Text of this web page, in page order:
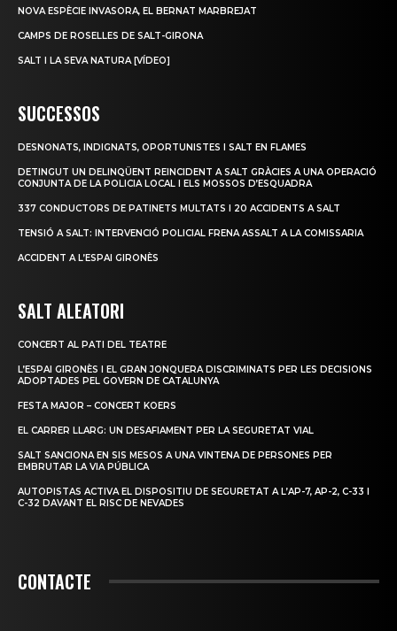
NOVA ESPÈCIE INVASORA, EL BERNAT MARBREJAT
CAMPS DE ROSELLES DE SALT-GIRONA
SALT I LA SEVA NATURA [VÍDEO]
SUCCESSOS
DESNONATS, INDIGNATS, OPORTUNISTES I SALT EN FLAMES
DETINGUT UN DELINQÜENT REINCIDENT A SALT GRÀCIES A UNA OPERACIÓ
CONJUNTA DE LA POLICIA LOCAL I ELS MOSSOS D’ESQUADRA
337 CONDUCTORS DE PATINETS MULTATS I 20 ACCIDENTS A SALT
TENSIÓ A SALT: INTERVENCIÓ POLICIAL FRENA ASSALT A LA COMISSARIA
ACCIDENT A L’ESPAI GIRONÈS
SALT ALEATORI
CONCERT AL PATI DEL TEATRE
L’ESPAI GIRONÈS I EL GRAN JONQUERA DISCRIMINATS PER LES DECISIONS
ADOPTADES PEL GOVERN DE CATALUNYA
FESTA MAJOR – CONCERT KOERS
EL CARRER LLARG: UN DESAFIAMENT PER LA SEGURETAT VIAL
SALT SANCIONA EN SIS MESOS A UNA VINTENA DE PERSONES PER
EMBRUTAR LA VIA PÚBLICA
AUTOPISTAS ACTIVA EL DISPOSITIU DE SEGURETAT A L’AP-7, AP-2, C-33 I
C-32 DAVANT EL RISC DE NEVADES
CONTACTE